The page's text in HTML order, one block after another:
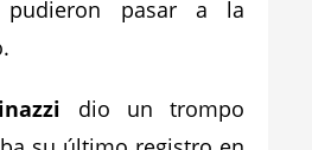
pasar a la
dio un trompo